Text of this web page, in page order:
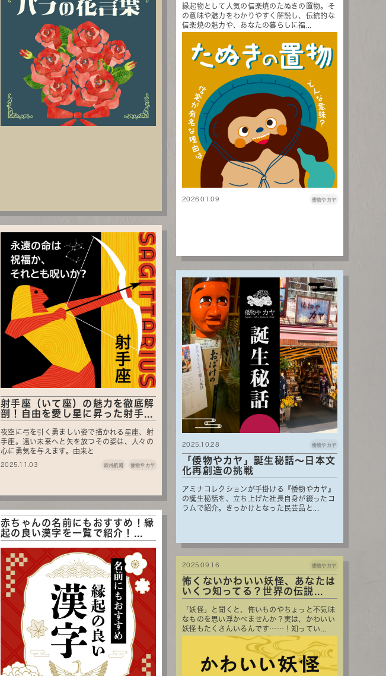
縁起物として人気の信楽焼のたぬきの置物。そ
の意味や魅力をわかりやすく解説し、伝統的な
信楽焼の魅力や、あなたの暮らしに福...
2026.01.09 倭物やカヤ
射手座（いて座）の魅力を徹底解
剖！自由を愛し星に昇った射手...
夜空に弓を引く勇ましい姿で描かれる星座、射
手座。遠い未来へと矢を放つその姿は、人々の
心に勇気を与えます。由来と
2025.11.03 欧州航路 倭物やカヤ
「倭物やカヤ」誕生秘話～日本文
化再創造の挑戦
アミナコレクションが手掛ける『倭物やカヤ』
の誕生秘話を、立ち上げた社長自身が綴ったコ
ラムで紹介。きっかけとなった民芸品と...
2025.10.28 倭物やカヤ
赤ちゃんの名前にもおすすめ！縁
起の良い漢字を一覧で紹介！...
怖くないかわいい妖怪、あなたは
いくつ知ってる？世界の伝説...
「妖怪」と聞くと、怖いものやちょっと不気味
なものを思い浮かべませんか？実は、かわいい
妖怪もたくさんいるんです……！知ってい...
2025.09.16 倭物やカヤ